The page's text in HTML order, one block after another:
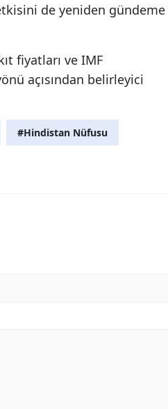
de yeniden gündeme
fiyatları ve IMF
açısından belirleyici
#Hindistan Nüfusu